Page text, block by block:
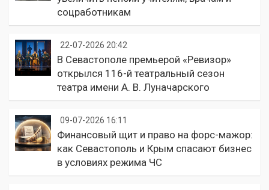
соцработникам
22-07-2026 20:42
В Севастополе премьерой «Ревизор»
открылся 116-й театральный сезон
театра имени А. В. Луначарского
09-07-2026 16:11
Финансовый щит и право на форс-мажор:
как Севастополь и Крым спасают бизнес
в условиях режима ЧС